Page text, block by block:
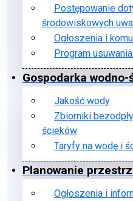
Postępowanie
środowiskowych
Ogłoszenia i
Program
Gospodarka wodno-
Jakość wody
Zbiorniki
ścieków
Taryfy na wodę i
Planowanie
Ogłoszenia i